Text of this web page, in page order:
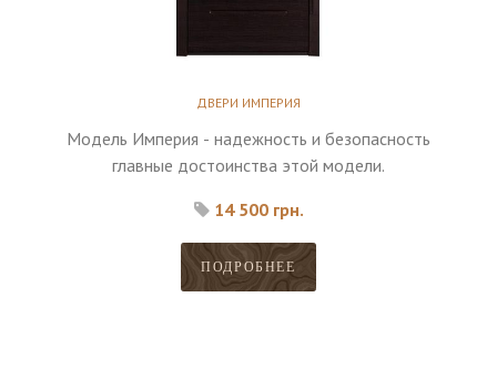
ДВЕРИ ИМПЕРИЯ
Модель Империя - надежность и безопасность
главные достоинства этой модели.
14 500 грн.
ПОДРОБНЕЕ